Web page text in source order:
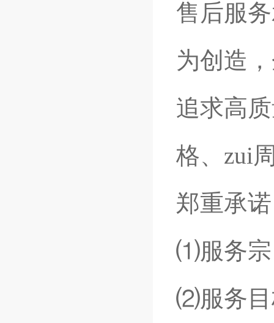
售后服
为创造
追求高
格、zui
郑重承
⑴服务宗
⑵服务目